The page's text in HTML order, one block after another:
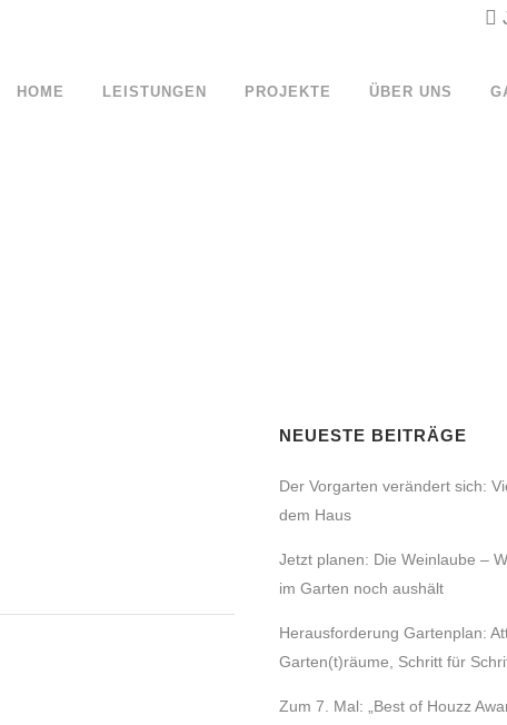
HOME LEISTUNGEN
POOLBAU & SCHWIMMBADBAU
PROJEKTE ÜBER UNS
NEUESTE BEITRÄGE
Der Vorgarten verändert sich:
dem Haus
Jetzt planen: Die Weinlaube –
im Garten noch aushält
Herausforderung Gartenplan:
Garten(t)räume, Schritt für
Zum 7. Mal: „Best of Houzz